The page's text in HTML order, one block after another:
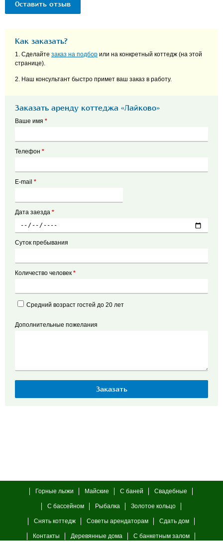
Оставить отзыв
Как заказать?
1. Сделайте заказ на подбор или на конкретный коттедж (на этой
странице).
2. Наш консультант быстро примет ваш заказ в работу.
Заказать аренду коттеджа «Лайково»
Ваше имя *
Телефон *
E-mail *
Дата заезда *
Суток пребывания
Количество человек *
Средний возраст гостей до 20 лет
Дополнительные пожелания
Горные лыжи Майские С баней Свадебные
С бассейном Рыбалка Золотое кольцо
Снять коттедж Советы арендаторам Сдать дом
Контакты Деревянные дома С банкетным залом